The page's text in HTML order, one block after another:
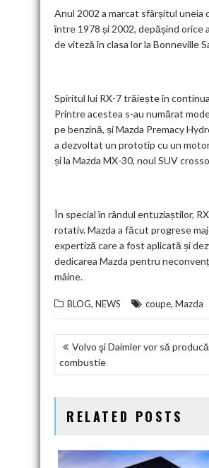
Anul 2002 a marcat sfârșitul
între 1978 și 2002, depășind orice
de viteză în clasa lor la Bonneville
Spiritul lui RX-7 trăiește în
Printre acestea s-au numărat
pe benzină, și Mazda Premacy
a dezvoltat un prototip cu un
și la Mazda MX-30, noul SUV
În special în rândul entuziaștilor,
rotativ. Mazda a făcut progrese
expertiză care a fost aplicată și
dedicarea Mazda pentru
mâine.
BLOG, NEWS coupe, Mazda
NAVIGARE
ÎN
Volvo şi Daimler vor să
combustie
RELATED POSTS